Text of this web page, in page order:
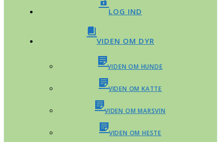
LOG IND
VIDEN OM DYR
VIDEN OM HUNDE
VIDEN OM KATTE
VIDEN OM MARSVIN
VIDEN OM HESTE